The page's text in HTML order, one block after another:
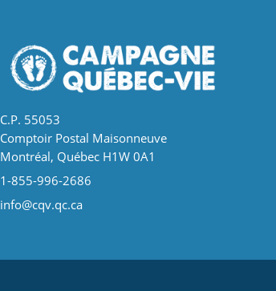
C.P. 55053
Comptoir Postal Maisonneuve
Montréal, Québec H1W 0A1
1-855-996-2686
info@cqv.qc.ca